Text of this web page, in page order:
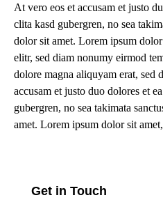
At vero eos et accusam et justo
clita kasd gubergren, no sea
dolor sit amet. Lorem ipsum
elitr, sed diam nonumy eirmod
dolore magna aliquyam erat, sed
accusam et justo duo dolores et
gubergren, no sea takimata
amet. Lorem ipsum dolor sit
Get in Touch